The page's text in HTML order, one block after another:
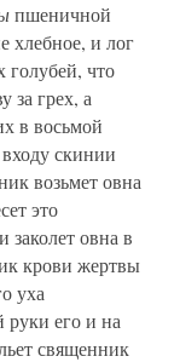
пшеничной
хлебное, и лог
что
за грех, а
в восьмой
скинии
возьмет овна
это
заколет овна в
крови жертвы
уха
его и на
священник